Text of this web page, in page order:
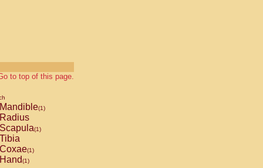
to top of this page.
Mandible(1)
Radius
Scapula(1)
Tibia
Coxae(1)
Hand(1)